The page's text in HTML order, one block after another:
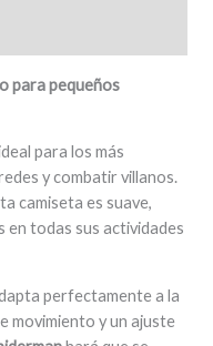
para pequeños
para los más
y combatir villanos.
camiseta es suave,
todas sus actividades
perfectamente a la
movimiento y un ajuste